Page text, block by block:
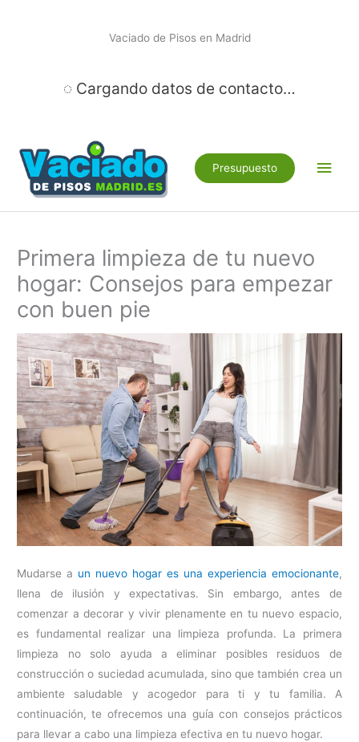
Vaciado de Pisos en Madrid
◌ Cargando datos de contacto…
Presupuesto
Primera limpieza de tu nuevo
hogar: Consejos para empezar
con buen pie
Mudarse a un nuevo hogar es una experiencia emocionante,
llena de ilusión y expectativas. Sin embargo, antes de
comenzar a decorar y vivir plenamente en tu nuevo espacio,
es fundamental realizar una limpieza profunda. La primera
limpieza no solo ayuda a eliminar posibles residuos de
construcción o suciedad acumulada, sino que también crea un
ambiente saludable y acogedor para ti y tu familia. A
continuación, te ofrecemos una guía con consejos prácticos
para llevar a cabo una limpieza efectiva en tu nuevo hogar.